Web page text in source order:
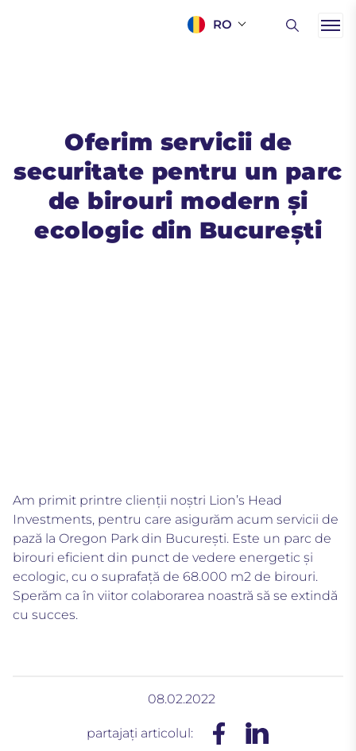
RO
Oferim servicii de
securitate pentru un parc
de birouri modern și
ecologic din București
Am primit printre clienții noștri Lion’s Head
Investments, pentru care asigurăm acum servicii de
pază la Oregon Park din București. Este un parc de
birouri eficient din punct de vedere energetic și
ecologic, cu o suprafață de 68.000 m2 de birouri.
Sperăm ca în viitor colaborarea noastră să se extindă
cu succes.
08.02.2022
partajați articolul: